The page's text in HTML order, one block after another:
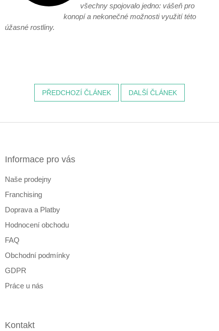
všechny spojovalo jedno: vášeň pro
konopí a nekonečné možnosti využití této
úžasné rostliny.
PŘEDCHOZÍ ČLÁNEK DALŠÍ ČLÁNEK
Informace pro vás
Naše prodejny
Franchising
Doprava a Platby
Hodnocení obchodu
FAQ
Obchodní podmínky
GDPR
Práce u nás
Kontakt